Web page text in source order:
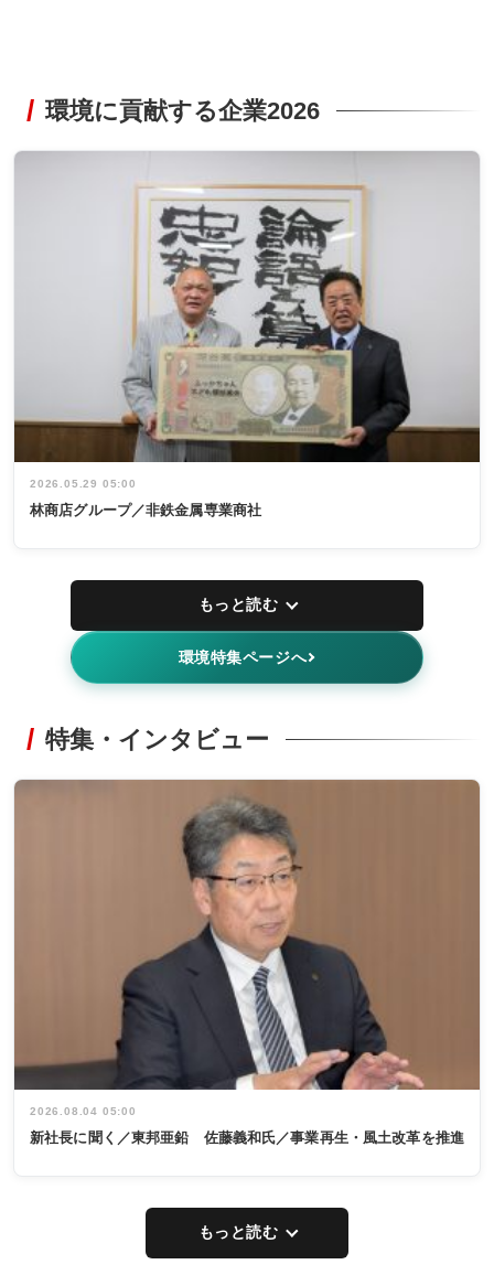
環境に貢献する企業2026
2026.05.29 05:00
林商店グループ／非鉄金属専業商社
もっと読む
環境特集ページへ
特集・インタビュー
2026.08.04 05:00
新社長に聞く／東邦亜鉛 佐藤義和氏／事業再生・風土改革を推進
もっと読む